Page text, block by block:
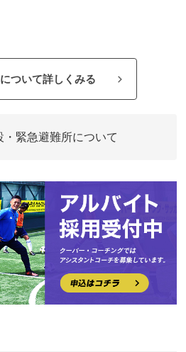
ついて詳しくみる
・緊急避難所について